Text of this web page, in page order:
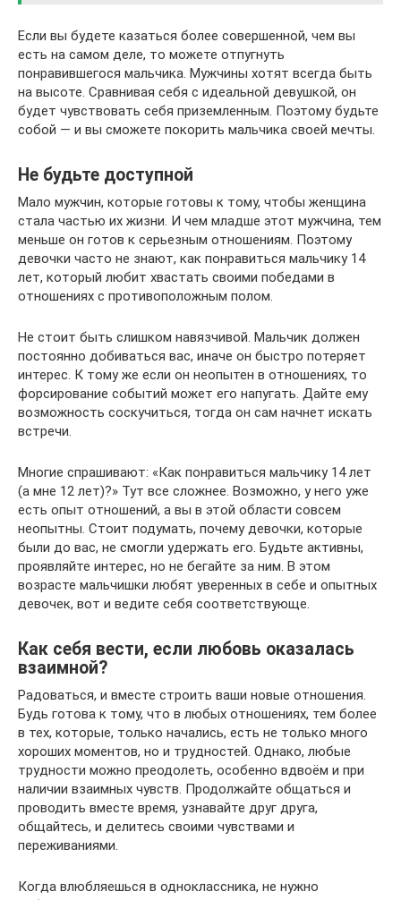
Если вы будете казаться более совершенной, чем вы
есть на самом деле, то можете отпугнуть
понравившегося мальчика. Мужчины хотят всегда быть
на высоте. Сравнивая себя с идеальной девушкой, он
будет чувствовать себя приземленным. Поэтому будьте
собой — и вы сможете покорить мальчика своей мечты.
Не будьте доступной
Мало мужчин, которые готовы к тому, чтобы женщина
стала частью их жизни. И чем младше этот мужчина, тем
меньше он готов к серьезным отношениям. Поэтому
девочки часто не знают, как понравиться мальчику 14
лет, который любит хвастать своими победами в
отношениях с противоположным полом.
Не стоит быть слишком навязчивой. Мальчик должен
постоянно добиваться вас, иначе он быстро потеряет
интерес. К тому же если он неопытен в отношениях, то
форсирование событий может его напугать. Дайте ему
возможность соскучиться, тогда он сам начнет искать
встречи.
Многие спрашивают: «Как понравиться мальчику 14 лет
(а мне 12 лет)?» Тут все сложнее. Возможно, у него уже
есть опыт отношений, а вы в этой области совсем
неопытны. Стоит подумать, почему девочки, которые
были до вас, не смогли удержать его. Будьте активны,
проявляйте интерес, но не бегайте за ним. В этом
возрасте мальчишки любят уверенных в себе и опытных
девочек, вот и ведите себя соответствующе.
Как себя вести, если любовь оказалась
взаимной?
Радоваться, и вместе строить ваши новые отношения.
Будь готова к тому, что в любых отношениях, тем более
в тех, которые, только начались, есть не только много
хороших моментов, но и трудностей. Однако, любые
трудности можно преодолеть, особенно вдвоём и при
наличии взаимных чувств. Продолжайте общаться и
проводить вместе время, узнавайте друг друга,
общайтесь, и делитесь своими чувствами и
переживаниями.
Когда влюбляешься в одноклассника, не нужно